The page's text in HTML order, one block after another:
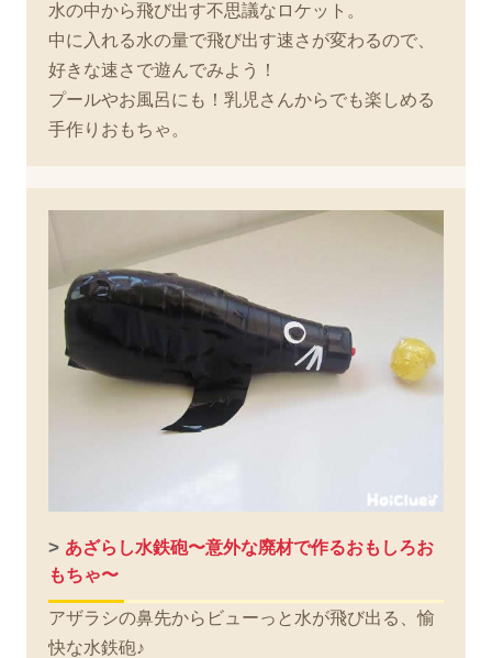
水の中から飛び出す不思議なロケット。
中に入れる水の量で飛び出す速さが変わるので、
好きな速さで遊んでみよう！
プールやお風呂にも！乳児さんからでも楽しめる
手作りおもちゃ。
> あざらし水鉄砲〜意外な廃材で作るおもしろお
もちゃ〜
アザラシの鼻先からビューっと水が飛び出る、愉
快な水鉄砲♪